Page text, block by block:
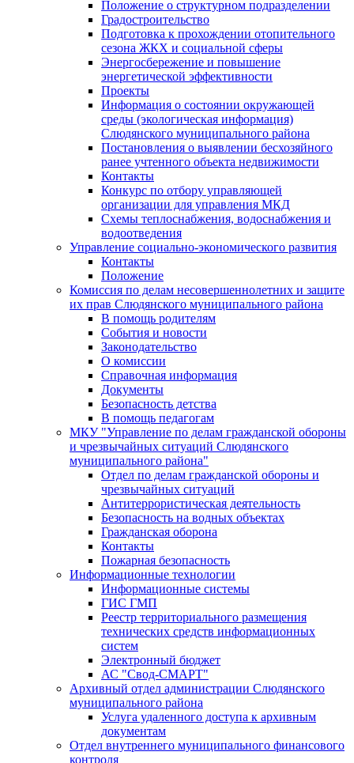
Положение о структурном подразделении
Градостроительство
Подготовка к прохождении отопительного
сезона ЖКХ и социальной сферы
Энергосбережение и повышение
энергетической эффективности
Проекты
Информация о состоянии окружающей
среды (экологическая информация)
Слюдянского муниципального района
Постановления о выявлении бесхозяйного
ранее учтенного объекта недвижимости
Контакты
Конкурс по отбору управляющей
организации для управления МКД
Схемы теплоснабжения, водоснабжения и
водоотведения
Управление социально-экономического развития
Контакты
Положение
Комиссия по делам несовершеннолетних и защите
их прав Слюдянского муниципального района
В помощь родителям
События и новости
Законодательство
О комиссии
Справочная информация
Документы
Безопасность детства
В помощь педагогам
МКУ "Управление по делам гражданской обороны
и чрезвычайных ситуаций Слюдянского
муниципального района"
Отдел по делам гражданской обороны и
чрезвычайных ситуаций
Антитеррористическая деятельность
Безопасность на водных объектах
Гражданская оборона
Контакты
Пожарная безопасность
Информационные технологии
Информационные системы
ГИС ГМП
Реестр территориального размещения
технических средств информационных
систем
Электронный бюджет
АС "Свод-СМАРТ"
Архивный отдел администрации Слюдянского
муниципального района
Услуга удаленного доступа к архивным
документам
Отдел внутреннего муниципального финансового
контроля